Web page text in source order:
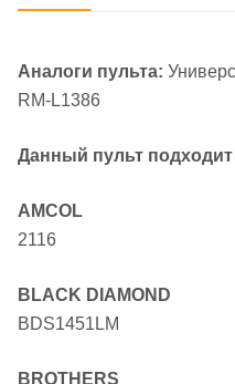
Аналоги пульта:
RM-L1386
Данный пульт
AMCOL
2116
BLACK DIAMOND
BDS1451LM
BROTHERS